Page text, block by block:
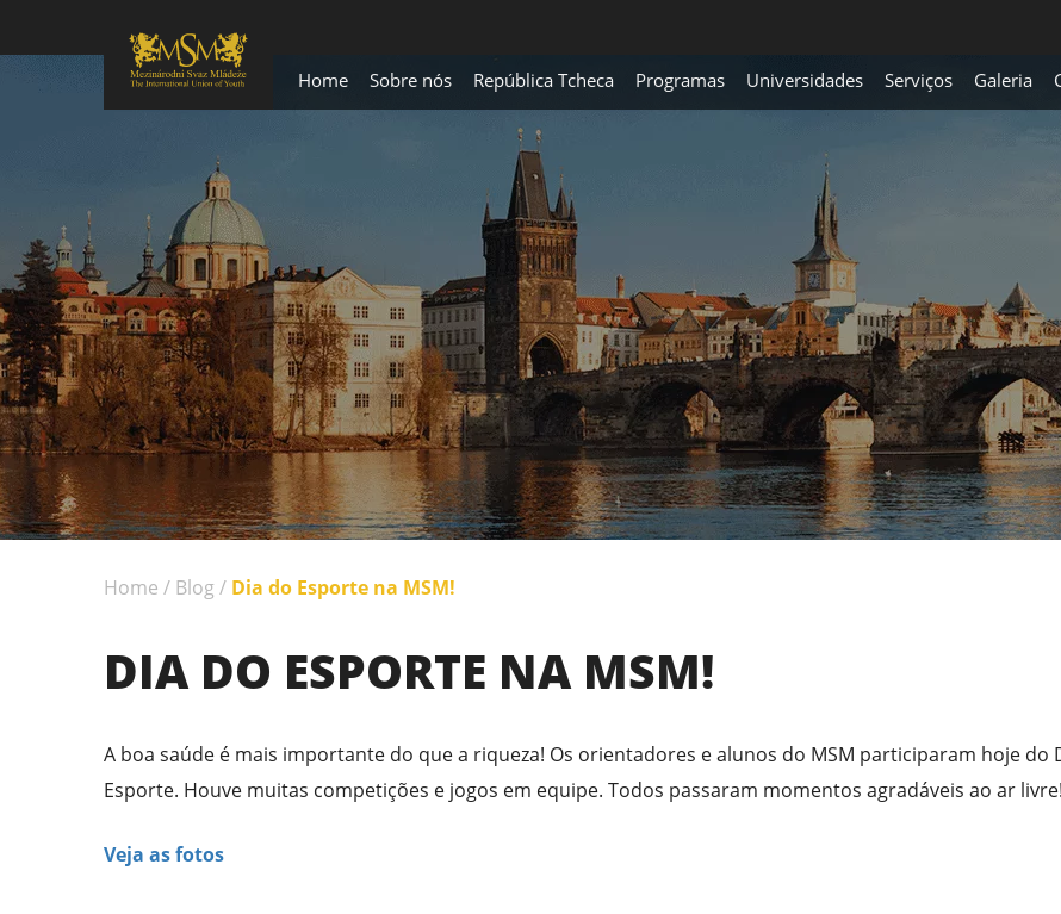
Home Sobre nós República Tcheca Programas Universidades Serviços Galeria
Home / Blog / Dia do Esporte na MSM!
DIA DO ESPORTE NA MSM!
A boa saúde é mais importante do que a riqueza! Os orientadores e alunos do MSM participaram hoje do
Esporte. Houve muitas competições e jogos em equipe. Todos passaram momentos agradáveis ao ar livre!
Veja as fotos